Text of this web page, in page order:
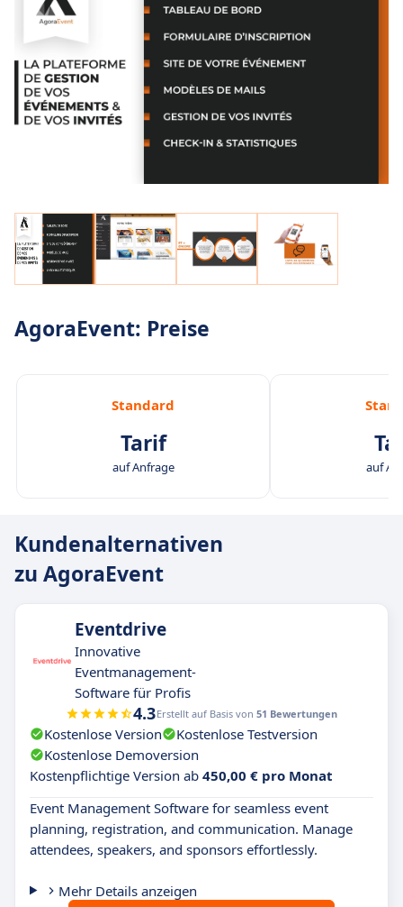
AgoraEvent: Preise
Standard
Tarif
auf Anfrage auf
Kundenalternativen
zu AgoraEvent
Eventdrive
Innovative
Eventmanagement-
Software für Profis
4.3Erstellt auf Basis von 51 Bewertungen
Kostenlose Version
Kostenlose Testversion
Kostenlose Demoversion
Kostenpflichtige Version ab 450,00 € pro Monat
Event Management Software for seamless event
planning, registration, and communication. Manage
attendees, speakers, and sponsors effortlessly.
Mehr Details anzeigen